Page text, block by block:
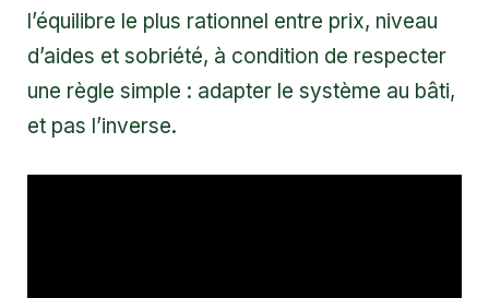
l’équilibre le plus rationnel entre prix, niveau
d’aides et sobriété, à condition de respecter
une règle simple : adapter le système au bâti,
et pas l’inverse.